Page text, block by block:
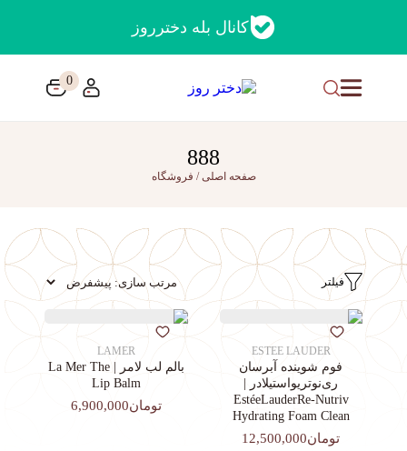
کانال بله دخترروز
0
888
صفحه اصلی/ فروشگاه
فیلتر
ESTEE LAUDER
فوم شوینده آبرسان
ری‌نوتریواستیلادر |
EstéeLauderRe-Nutriv
Hydrating Foam Clean
تومان12,500,000
LAMER
بالم لب لامر | La Mer The
Lip Balm
تومان6,900,000